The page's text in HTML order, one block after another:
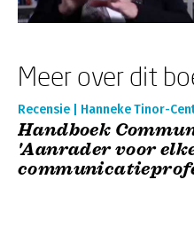
Meer over dit
Recensie | Hanneke Tinor-
Handboek
'Aanrader voor